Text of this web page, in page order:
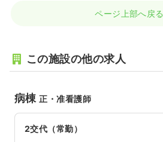
ページ上部へ戻る
この施設の他の求人
病棟正・准看護師
2交代（常勤）